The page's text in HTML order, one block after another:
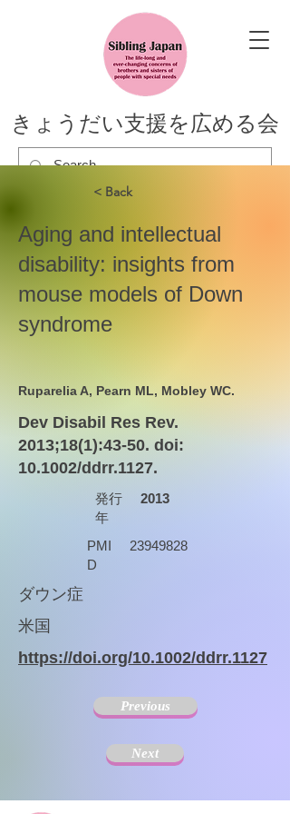
きょうだい支援を広める会
< Back
Aging and intellectual
disability: insights from
mouse models of Down
syndrome
Ruparelia A, Pearn ML, Mobley WC.
Dev Disabil Res Rev.
2013;18(1):43-50. doi:
10.1002/ddrr.1127.
発行
年
2013
PMI
D
23949828
ダウン症
米国
https://doi.org/10.1002/ddrr.1127
Previous
Next